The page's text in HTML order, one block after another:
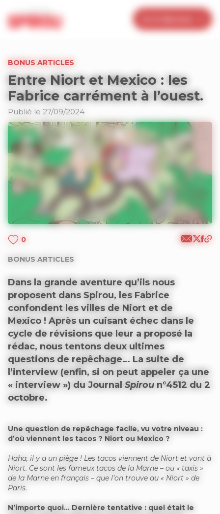
BONUS ARTICLES
Entre Niort et Mexico : les
Fabrice carrément à l’ouest.
Publié le 27/09/2024
0
BONUS ARTICLES
Dans la grande aventure qu’ils nous
proposent dans Spirou, les Fabrice
confondent les villes de Niort et de
Mexico ! Après un cuisant échec dans le
cycle de révisions que leur a proposé la
rédac, nous tentons deux ultimes
questions de repêchage… La suite de
l’interview (enfin, si on peut appeler ça une
« interview ») du Journal Spirou n°4512 du 2
octobre.
Une question de repêchage facile, vu votre niveau :
d’où viennent les tacos ? Niort ou Mexico ?
Haha, il y a un piège ! Les tacos viennent de Niort et vont à
Niort. Ce sont les fameux tacos de la Marne – ou « taxis »
de la Marne en français – que l’on trouve au « Niort » de
Paris.
N’importe quoi… Dernière tentative : quel était le